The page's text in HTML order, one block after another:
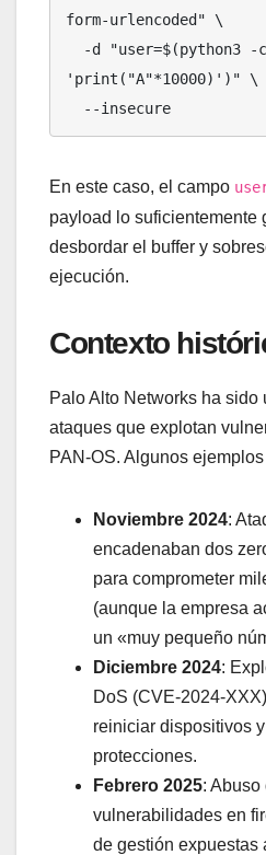
form-urlencoded" \
'print("A"*10000)')" \
  --insecure
En este caso, el campo
payload lo suficientemente
desbordar el buffer y
ejecución.
Contexto
Palo Alto Networks ha sido
ataques que explotan
PAN-OS. Algunos
Noviembre 2024:
encadenaban dos
para comprometer
(aunque la empresa
un «muy pequeño
Diciembre 2024:
DoS (CVE-2024-
reiniciar dispositivos
protecciones.
Febrero 2025: Abuso
vulnerabilidades en
de gestión expuestas